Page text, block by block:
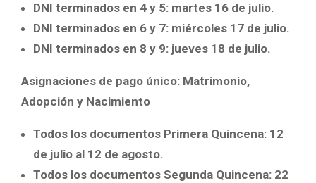
DNI terminados en 4 y 5: martes 16 de julio.
DNI terminados en 6 y 7: miércoles 17 de julio.
DNI terminados en 8 y 9: jueves 18 de julio.
Asignaciones de pago único: Matrimonio,
Adopción y Nacimiento
Todos los documentos Primera Quincena: 12
de julio al 12 de agosto.
Todos los documentos Segunda Quincena: 22